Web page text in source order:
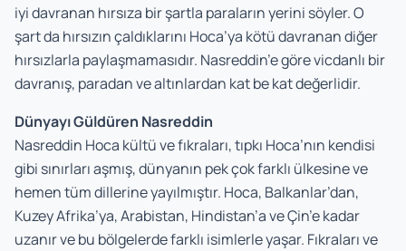
iyi davranan hırsıza bir şartla paraların yerini söyler. O
şart da hırsızın çaldıklarını Hoca’ya kötü davranan diğer
hırsızlarla paylaşmamasıdır. Nasreddin’e göre vicdanlı bir
davranış, paradan ve altınlardan kat be kat değerlidir.
Dünyayı Güldüren Nasreddin
Nasreddin Hoca kültü ve fıkraları, tıpkı Hoca’nın kendisi
gibi sınırları aşmış, dünyanın pek çok farklı ülkesine ve
hemen tüm dillerine yayılmıştır. Hoca, Balkanlar’dan,
Kuzey Afrika’ya, Arabistan, Hindistan’a ve Çin’e kadar
uzanır ve bu bölgelerde farklı isimlerle yaşar. Fıkraları ve